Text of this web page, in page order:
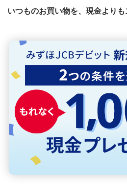
みずほJCBデビットの各種お
みずほJCBデビット総合規定
初めてでも分かるデビット
みずほWallet
J-Coin Pay
いつものお買い物を、現金よりも